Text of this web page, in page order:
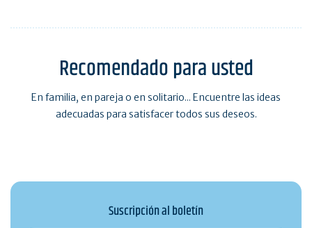
Recomendado para usted
En familia, en pareja o en solitario... Encuentre las ideas
adecuadas para satisfacer todos sus deseos.
Suscripción al boletín